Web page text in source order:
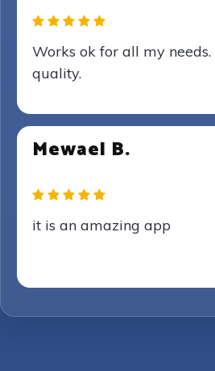
Works ok for all my needs.
quality.
Mewael B.
it is an amazing app